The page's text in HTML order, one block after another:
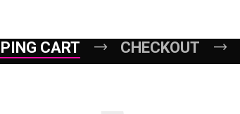
CART CHECKOUT